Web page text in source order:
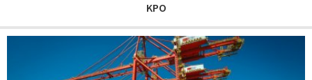
KPO